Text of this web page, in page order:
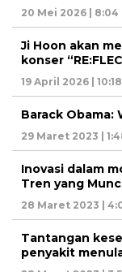
20 Mei 2026 | 8:04
Ji Hoon akan
konser
19 April 2026 |
Barack Obama:
29 Maret 2023 |
Inovasi dalam
Tren yang
28 Maret 2023 |
Tantangan
penyakit